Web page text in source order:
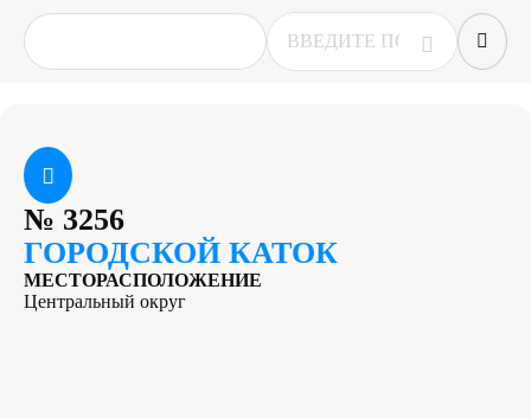
№ 3256
ГОРОДСКОЙ КАТОК
МЕСТОРАСПОЛОЖЕНИЕ
Центральный округ